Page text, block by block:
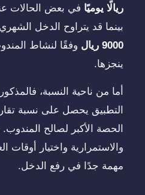
ريالًا يوميًا في بعض الحالات
بينما قد يتراوح الدخل الشهري
9000 ريال
وفقًا لنشاط
ينجزها.
أما من ناحية النسبة،
الحصة الأكبر لصالح
والاستمرارية واختيار أوقات
مهمة جدًا في رفع الدخل.